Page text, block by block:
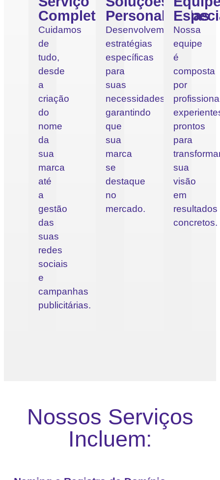
Completo
Cuidamos
de
tudo,
desde
a
criação
do
nome
da
sua
marca
até
a
gestão
das
suas
redes
sociais
e
campanhas
publicitárias.
Personalizadas
Desenvolvemos
estratégias
específicas
para
suas
necessidades,
garantindo
que
sua
marca
se
destaque
no
mercado.
Nossa
equipe
é
composta
por
prontos
para
sua
visão
em
resultados
concretos.
Nossos Serviços
Incluem: